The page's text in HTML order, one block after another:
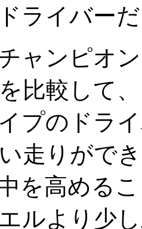
ライバー
ャンピオ
比較して
プのドラ
走りがで
を高める
ルより少